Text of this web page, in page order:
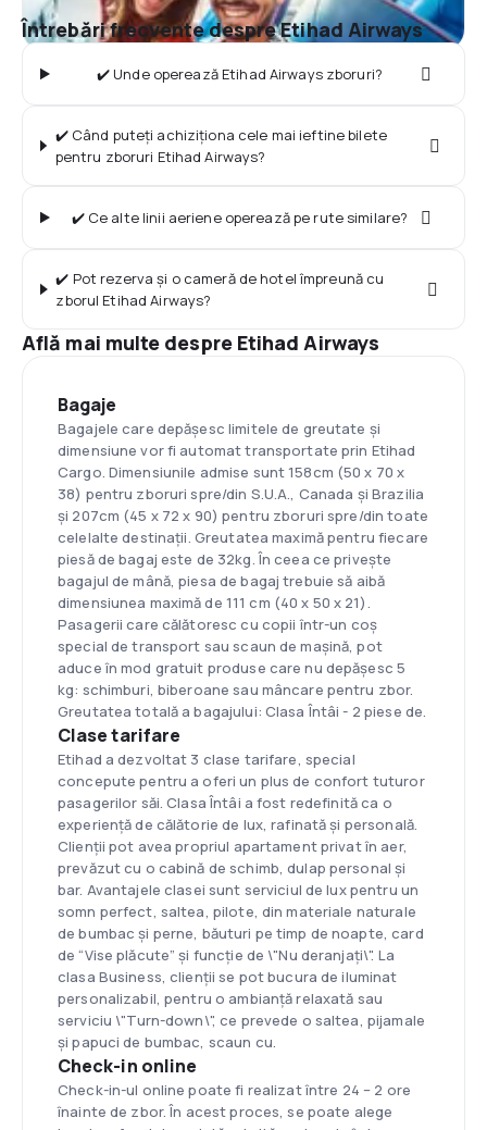
Întrebări frecvente despre Etihad Airways
✔️ Unde operează Etihad Airways zboruri?
✔️ Când puteți achiziționa cele mai ieftine bilete
pentru zboruri Etihad Airways?
✔️ Ce alte linii aeriene operează pe rute similare?
✔️ Pot rezerva și o cameră de hotel împreună cu
zborul Etihad Airways?
Află mai multe despre Etihad Airways
Bagaje
Bagajele care depășesc limitele de greutate și
dimensiune vor fi automat transportate prin Etihad
Cargo. Dimensiunile admise sunt 158cm (50 x 70 x
38) pentru zboruri spre/din S.U.A., Canada și Brazilia
și 207cm (45 x 72 x 90) pentru zboruri spre/din toate
celelalte destinații. Greutatea maximă pentru fiecare
piesă de bagaj este de 32kg. În ceea ce privește
bagajul de mână, piesa de bagaj trebuie să aibă
dimensiunea maximă de 111 cm (40 x 50 x 21).
Pasagerii care călătoresc cu copii într-un coș
special de transport sau scaun de mașină, pot
aduce în mod gratuit produse care nu depășesc 5
kg: schimburi, biberoane sau mâncare pentru zbor.
Greutatea totală a bagajului: Clasa Întâi - 2 piese de.
Clase tarifare
Etihad a dezvoltat 3 clase tarifare, special
concepute pentru a oferi un plus de confort tuturor
pasagerilor săi. Clasa Întâi a fost redefinită ca o
experiență de călătorie de lux, rafinată și personală.
Clienții pot avea propriul apartament privat în aer,
prevăzut cu o cabină de schimb, dulap personal și
bar. Avantajele clasei sunt serviciul de lux pentru un
somn perfect, saltea, pilote, din materiale naturale
de bumbac și perne, băuturi pe timp de noapte, card
de “Vise plăcute” și funcție de \"Nu deranjați\". La
clasa Business, clienții se pot bucura de iluminat
personalizabil, pentru o ambianță relaxată sau
serviciu \"Turn-down\", ce prevede o saltea, pijamale
și papuci de bumbac, scaun cu.
Check-in online
Check-in-ul online poate fi realizat între 24 – 2 ore
înainte de zbor. În acest proces, se poate alege